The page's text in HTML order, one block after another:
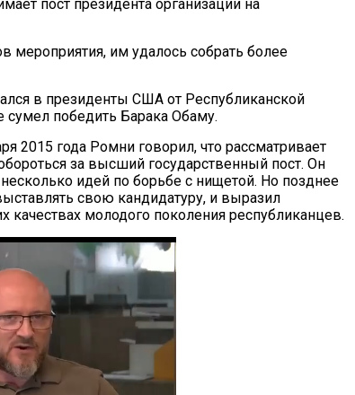
пост президента организации на
мероприятия, им удалось собрать более
в президенты США от Республиканской
сумел победить Барака Обаму.
2015 года Ромни говорил, что рассматривает
за высший государственный пост. Он
несколько идей по борьбе с нищетой. Но позднее
свою кандидатуру, и выразил
качествах молодого поколения республиканцев.